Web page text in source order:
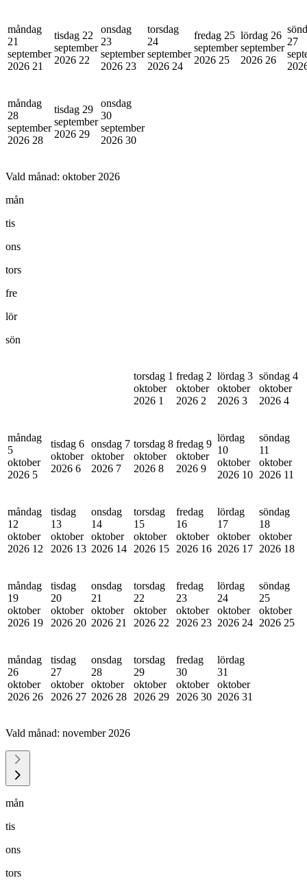
måndag
21
september
2026 21
tisdag 22
september
2026 22
onsdag
23
september
2026 23
torsdag
24
september
2026 24
fredag 25
september
2026 25
lördag 26
september
2026 26
27
måndag
28
september
2026 28
tisdag 29
september
2026 29
onsdag
30
september
2026 30
Vald månad: oktober 2026
mån
tis
ons
tors
fre
lör
sön
torsdag 1
oktober
2026 1
fredag 2
oktober
2026 2
lördag 3
oktober
2026 3
söndag 4
oktober
2026 4
måndag
5
oktober
2026 5
tisdag 6
oktober
2026 6
onsdag 7
oktober
2026 7
torsdag 8
oktober
2026 8
fredag 9
oktober
2026 9
lördag
10
oktober
2026 10
söndag
11
oktober
2026 11
måndag
12
oktober
2026 12
tisdag
13
oktober
2026 13
onsdag
14
oktober
2026 14
torsdag
15
oktober
2026 15
fredag
16
oktober
2026 16
lördag
17
oktober
2026 17
söndag
18
oktober
2026 18
måndag
19
oktober
2026 19
tisdag
20
oktober
2026 20
onsdag
21
oktober
2026 21
torsdag
22
oktober
2026 22
fredag
23
oktober
2026 23
lördag
24
oktober
2026 24
söndag
25
oktober
2026 25
måndag
26
oktober
2026 26
tisdag
27
oktober
2026 27
onsdag
28
oktober
2026 28
torsdag
29
oktober
2026 29
fredag
30
oktober
2026 30
lördag
31
oktober
2026 31
Vald månad: november 2026
mån
tis
ons
tors